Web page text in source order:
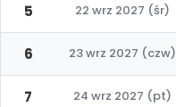
5 22 wrz 2027 (śr)
6 23 wrz 2027 (czw)
7 24 wrz 2027 (pt)